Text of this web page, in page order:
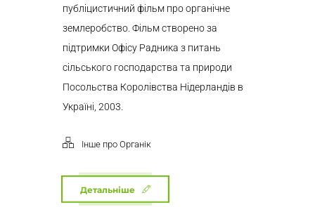
публіцистичний фільм про органічне
землеробство. Фільм створено за
підтримки Офісу Радника з питань
сільського господарства та природи
Посольства Королівства Нідерландів в
Україні, 2003.
Інше про Органік
Детальніше